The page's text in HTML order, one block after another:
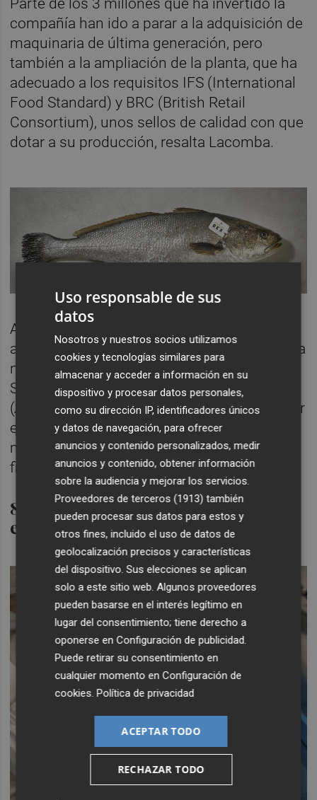
compañía han ido a parar a la adquisición de
maquinaria de última generación, pero
también a la ampliación de la planta, que ha
adecuado a los requisitos IFS (International
Food Standard) y BRC (British Retail
Consortium), unos sellos de calidad con que
dotar a su producción, resalta Lacomba.
Asimismo, estos días sus instalaciones
albergan la auditoría inicial para certificar a la
norma ASC Seabass Seabream and Meagre
Standard su producto estrella: la corvina
(Argyrosomus regius ). Con ello busca obtener
el sello internacional más exigente en
materia de sostenibilidad, señalan desde la
firma.
85 millones de facturación, el 60%
en España
Uso responsable de sus
datos
Nosotros y nuestros socios utilizamos
cookies y tecnologías similares para
almacenar y acceder a información en su
dispositivo y procesar datos personales,
como su dirección IP, identificadores únicos
y datos de navegación, para ofrecer
anuncios y contenido personalizados, medir
anuncios y contenido, obtener información
sobre la audiencia y mejorar los servicios.
Proveedores de terceros (1913) también
pueden procesar sus datos para estos y
otros fines, incluido el uso de datos de
geolocalización precisos y características
del dispositivo. Sus elecciones se aplican
solo a este sitio web. Algunos proveedores
pueden basarse en el interés legítimo en
lugar del consentimiento; tiene derecho a
oponerse enConfiguración de publicidad
Puede retirar su consentimiento en
cualquier momento enConfiguración de
cookies .Política de privacidad
ACEPTAR TODO
RECHAZAR TODO